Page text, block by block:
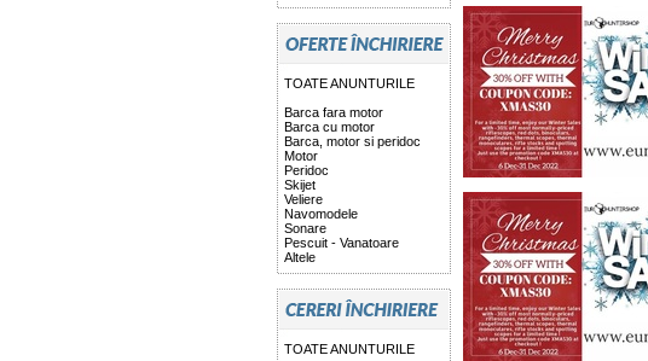
TOATE ANUNTURILE
Barca fara motor
Barca cu motor
Barca, motor si peridoc
Motor
Peridoc
Skijet
Veliere
Navomodele
Sonare
Pescuit - Vanatoare
Altele
TOATE ANUNTURILE